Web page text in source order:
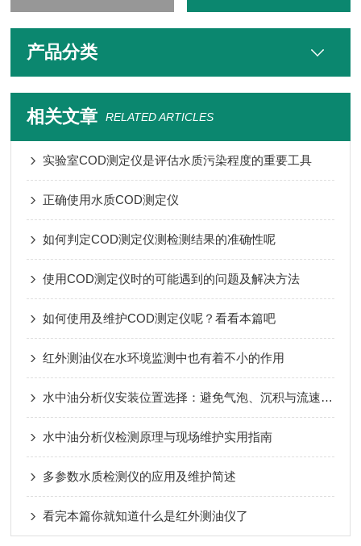
产品分类
相关文章 RELATED ARTICLES
实验室COD测定仪是评估水质污染程度的重要工具
正确使用水质COD测定仪
如何判定COD测定仪测检测结果的准确性呢
使用COD测定仪时的可能遇到的问题及解决方法
如何使用及维护COD测定仪呢？看看本篇吧
红外测油仪在水环境监测中也有着不小的作用
水中油分析仪安装位置选择：避免气泡、沉积与流速波动影响
水中油分析仪检测原理与现场维护实用指南
多参数水质检测仪的应用及维护简述
看完本篇你就知道什么是红外测油仪了